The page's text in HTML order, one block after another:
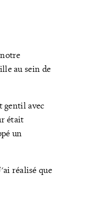
au sein de
gentil avec
était
un
réalisé que